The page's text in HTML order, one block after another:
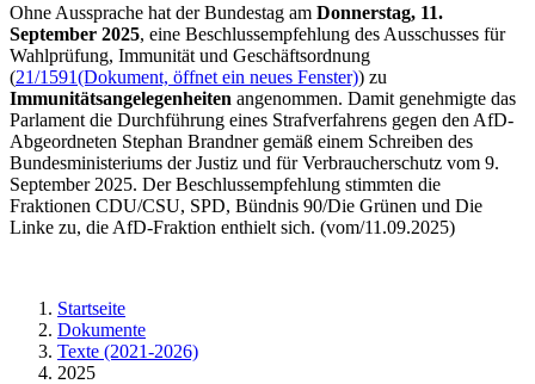
Ohne Aussprache hat der Bundestag am Donnerstag, 11.
September 2025, eine Beschlussempfehlung des Ausschusses für
Wahlprüfung, Immunität und Geschäftsordnung
(21/1591(Dokument, öffnet ein neues Fenster)) zu
Immunitätsangelegenheiten angenommen. Damit genehmigte das
Parlament die Durchführung eines Strafverfahrens gegen den AfD-
Abgeordneten Stephan Brandner gemäß einem Schreiben des
Bundesministeriums der Justiz und für Verbraucherschutz vom 9.
September 2025. Der Beschlussempfehlung stimmten die
Fraktionen CDU/CSU, SPD, Bündnis 90/Die Grünen und Die
Linke zu, die AfD-Fraktion enthielt sich. (vom/11.09.2025)
Startseite
Dokumente
Texte (2021-2026)
2025